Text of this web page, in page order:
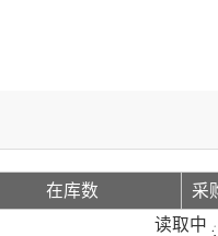
在库数
采
读取中